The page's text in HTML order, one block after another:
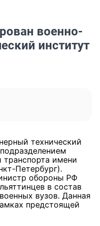
военно-
институт
технический
имени
Петербург).
обороны РФ
в состав
вузов. Данная
предстоящей